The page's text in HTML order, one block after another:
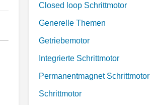
Closed loop Schrittmotor
Generelle Themen
Getriebemotor
Integrierte Schrittmotor
Permanentmagnet Schrittmotor
Schrittmotor